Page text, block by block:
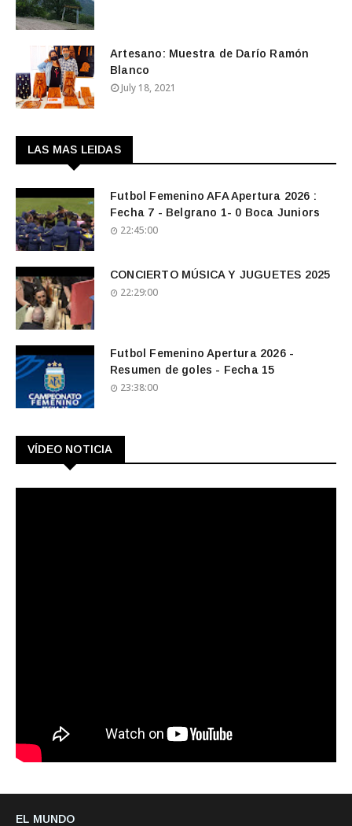
Artesano: Muestra de Darío Ramón
Blanco
July 18, 2021
LAS MAS LEIDAS
Futbol Femenino AFA Apertura 2026 :
Fecha 7 - Belgrano 1- 0 Boca Juniors
22:45:00
CONCIERTO MÚSICA Y JUGUETES 2025
22:29:00
Futbol Femenino Apertura 2026 -
Resumen de goles - Fecha 15
23:38:00
VÍDEO NOTICIA
EL MUNDO